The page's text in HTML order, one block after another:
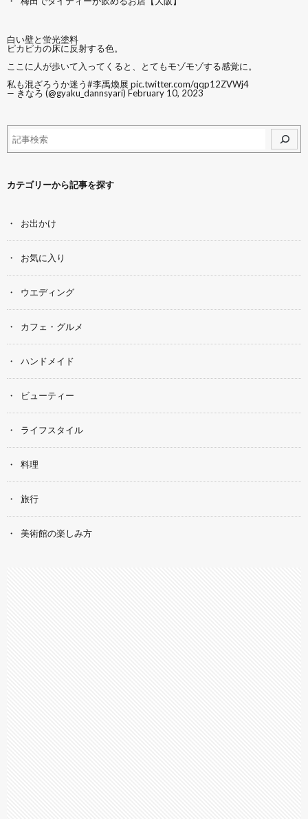
白い壁と蛍光塗料
ピカピカの床に反射する色。
ここに人が歩いて入ってくると、とてもモゾモゾする感覚に。
私も混ざろうか迷う#李禹煥展 pic.twitter.com/qqp12ZVWj4
— きなろ (@gyaku_dannsyari) February 10, 2023
カテゴリーから記事を探す
お出かけ
お気に入り
ウエディング
カフェ・グルメ
ハンドメイド
ビューティー
ライフスタイル
料理
旅行
美術館の楽しみ方